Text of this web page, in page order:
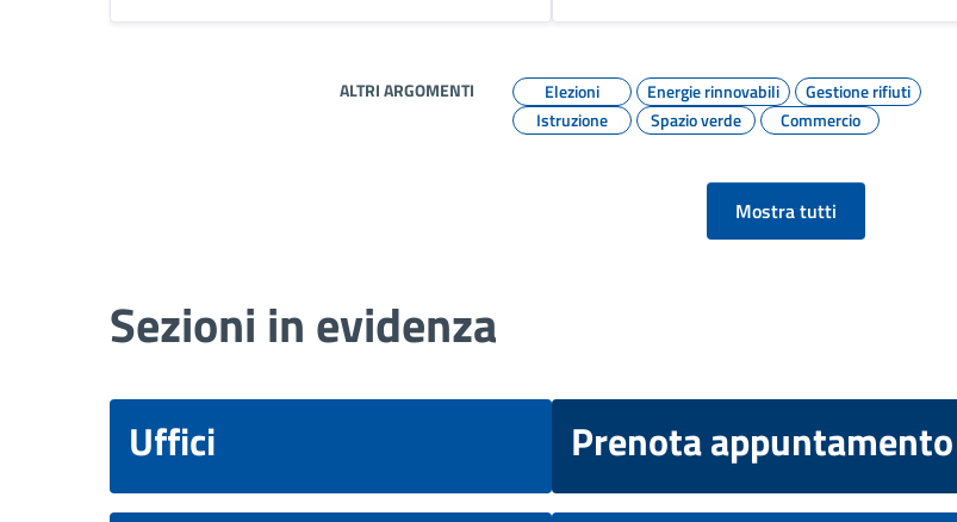
ALTRI ARGOMENTI Elezioni Energie rinnovabili
Gestione rifiuti
Istruzione
Spazio verde Commercio
Mostra tutti
Sezioni in evidenza
Uffici Prenota appuntamento